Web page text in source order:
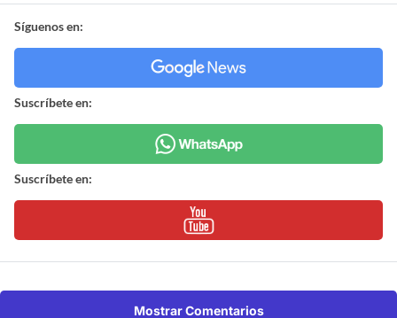
Síguenos en:
Suscríbete en:
Suscríbete en:
Mostrar Comentarios